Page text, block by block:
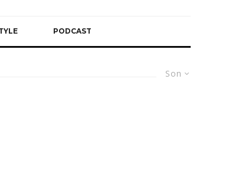
PODCAST
Son